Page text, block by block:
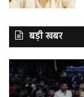
बड़ी खबर